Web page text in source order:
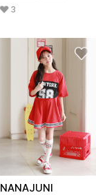
3
NANAJUNI